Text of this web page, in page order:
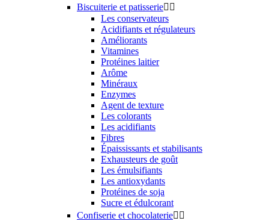
Biscuiterie et patisserie 
Les conservateurs
Acidifiants et régulateurs
Améliorants
Vitamines
Protéines laitier
Arôme
Minéraux
Enzymes
Agent de texture
Les colorants
Les acidifiants
Fibres
Épaississants et stabilisants
Exhausteurs de goût
Les émulsifiants
Les antioxydants
Protéines de soja
Sucre et édulcorant
Confiserie et chocolaterie 